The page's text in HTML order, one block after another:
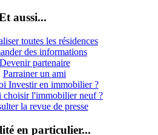
aussi...
toutes les résidences
des informations
Devenir partenaire
Parrainer un ami
Investir en immobilier ?
choisir l'immobilier neuf ?
la revue de presse
en particulier...